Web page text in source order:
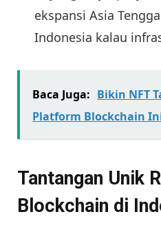
ekspansi Asia
Indonesia kalau
Baca Juga: Bikin NFT
Platform Blockchain
Tantangan Unik
Blockchain di